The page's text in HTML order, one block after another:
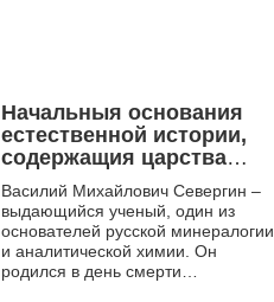
Начальныя основания
естественной истории,
содержащия царства
животных,
произрастений, и
изкопаемых. [Отд. 3], ч. 2
Василий Михайлович Севергин –
выдающийся ученый, один из
основателей русской минералогии
и аналитической химии. Он
родился в день смерти